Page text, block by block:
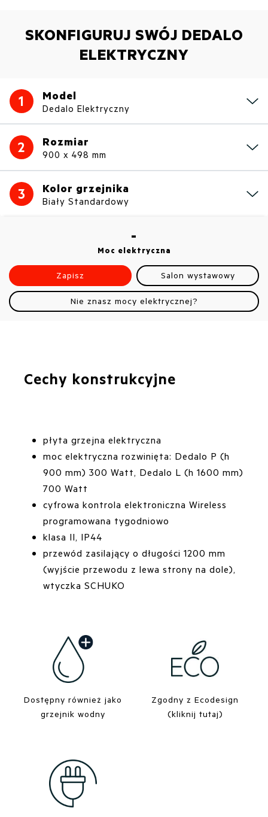
SKONFIGURUJ SWÓJ DEDALO
ELEKTRYCZNY
1 Model
Dedalo Elektryczny
2 Rozmiar
900 x 498 mm
3 Kolor grzejnika
Biały Standardowy
-
Moc elektryczna
Zapisz Salon wystawowy
Nie znasz mocy elektrycznej?
Cechy konstrukcyjne
płyta grzejna elektryczna
moc elektryczna rozwinięta: Dedalo P (h
900 mm) 300 Watt, Dedalo L (h 1600 mm)
700 Watt
cyfrowa kontrola elektroniczna Wireless
programowana tygodniowo
klasa II, IP44
przewód zasilający o długości 1200 mm
(wyjście przewodu z lewa strony na dole),
wtyczka SCHUKO
Dostępny również jako
grzejnik wodny
Zgodny z Ecodesign
(kliknij tutaj)